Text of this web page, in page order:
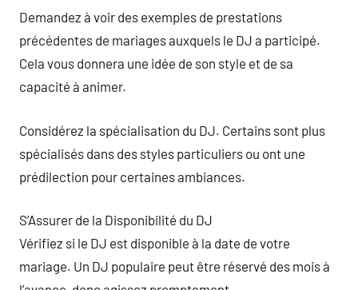
Demandez à voir des exemples de prestations
précédentes de mariages auxquels le DJ a participé.
Cela vous donnera une idée de son style et de sa
capacité à animer.
Considérez la spécialisation du DJ. Certains sont plus
spécialisés dans des styles particuliers ou ont une
prédilection pour certaines ambiances.
S’Assurer de la Disponibilité du DJ
Vérifiez si le DJ est disponible à la date de votre
mariage. Un DJ populaire peut être réservé des mois à